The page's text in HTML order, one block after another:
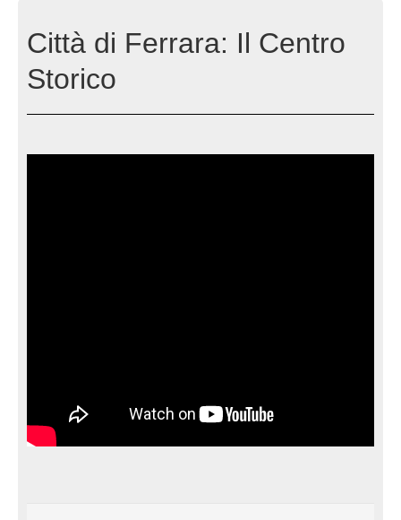
Città di Ferrara: Il Centro
Storico